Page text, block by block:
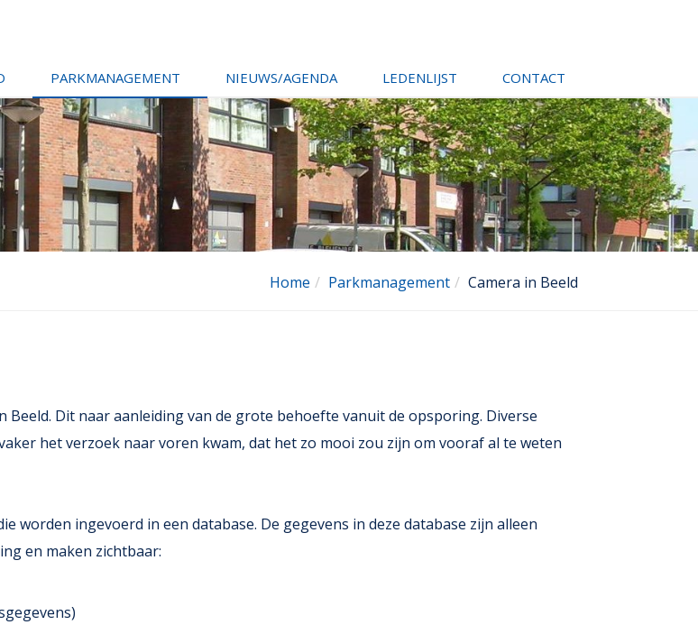
PARKMANAGEMENT NIEUWS/AGENDA LEDENLIJST CONTACT
Home Parkmanagement Camera in Beeld
Dit naar aanleiding van de grote behoefte vanuit de opsporing. Diverse
het verzoek naar voren kwam, dat het zo mooi zou zijn om vooraf al te weten
worden ingevoerd in een database. De gegevens in deze database zijn alleen
en maken zichtbaar: